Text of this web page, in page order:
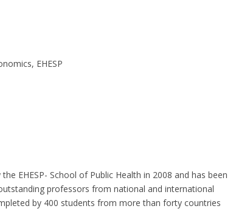
EHESP
EHESP- School of Public Health in 2008 and has been
professors from national and international
by 400 students from more than forty countries